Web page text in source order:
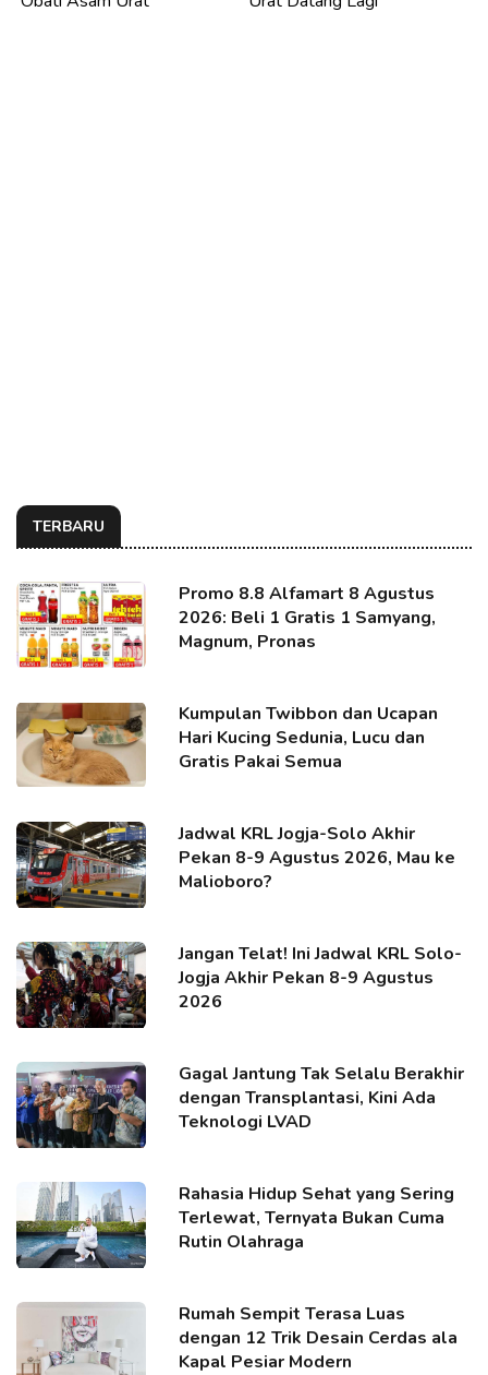
TERBARU
Promo 8.8 Alfamart 8 Agustus
2026: Beli 1 Gratis 1 Samyang,
Magnum, Pronas
Kumpulan Twibbon dan Ucapan
Hari Kucing Sedunia, Lucu dan
Gratis Pakai Semua
Jadwal KRL Jogja-Solo Akhir
Pekan 8-9 Agustus 2026, Mau ke
Malioboro?
Jangan Telat! Ini Jadwal KRL Solo-
Jogja Akhir Pekan 8-9 Agustus
2026
Gagal Jantung Tak Selalu Berakhir
dengan Transplantasi, Kini Ada
Teknologi LVAD
Rahasia Hidup Sehat yang Sering
Terlewat, Ternyata Bukan Cuma
Rutin Olahraga
Rumah Sempit Terasa Luas
dengan 12 Trik Desain Cerdas ala
Kapal Pesiar Modern